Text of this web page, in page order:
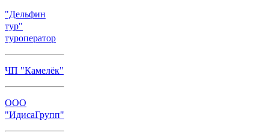
"Дельфин
тур"
туроператор
ЧП "Камелёк"
ООО
"ИдисаГрупп"